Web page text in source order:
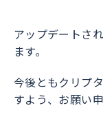
アップデートさ
ます。
今後ともクリプ
すよう、お願い